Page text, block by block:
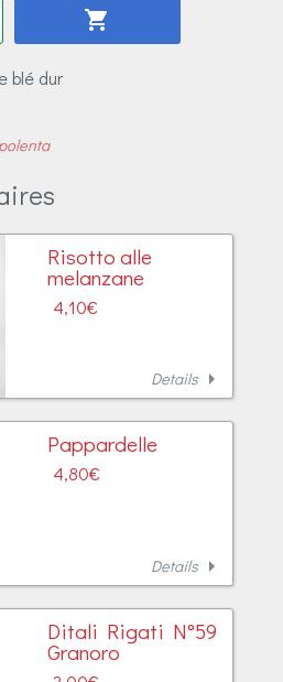
shopping_cart
blé dur
Risotto alle
melanzane
4,10€
Detailsarrow_right
Pappardelle
4,80€
Detailsarrow_right
Ditali Rigati N°59
Granoro